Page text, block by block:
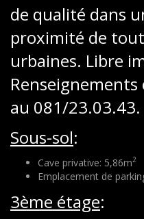
de qualité dans
proximité de
urbaines. Libre
au 081/23.03.43.
Sous-sol:
Cave privative: 5,86m2
Emplacement de
3ème étage: